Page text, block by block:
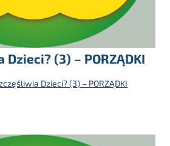
Dzieci? (3) – PORZĄDKI
Dzieci? (3) – PORZĄDKI